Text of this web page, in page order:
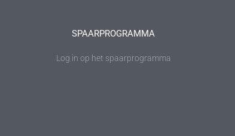
SPAARPROGRAMMA
Log in op het spaarprogramma